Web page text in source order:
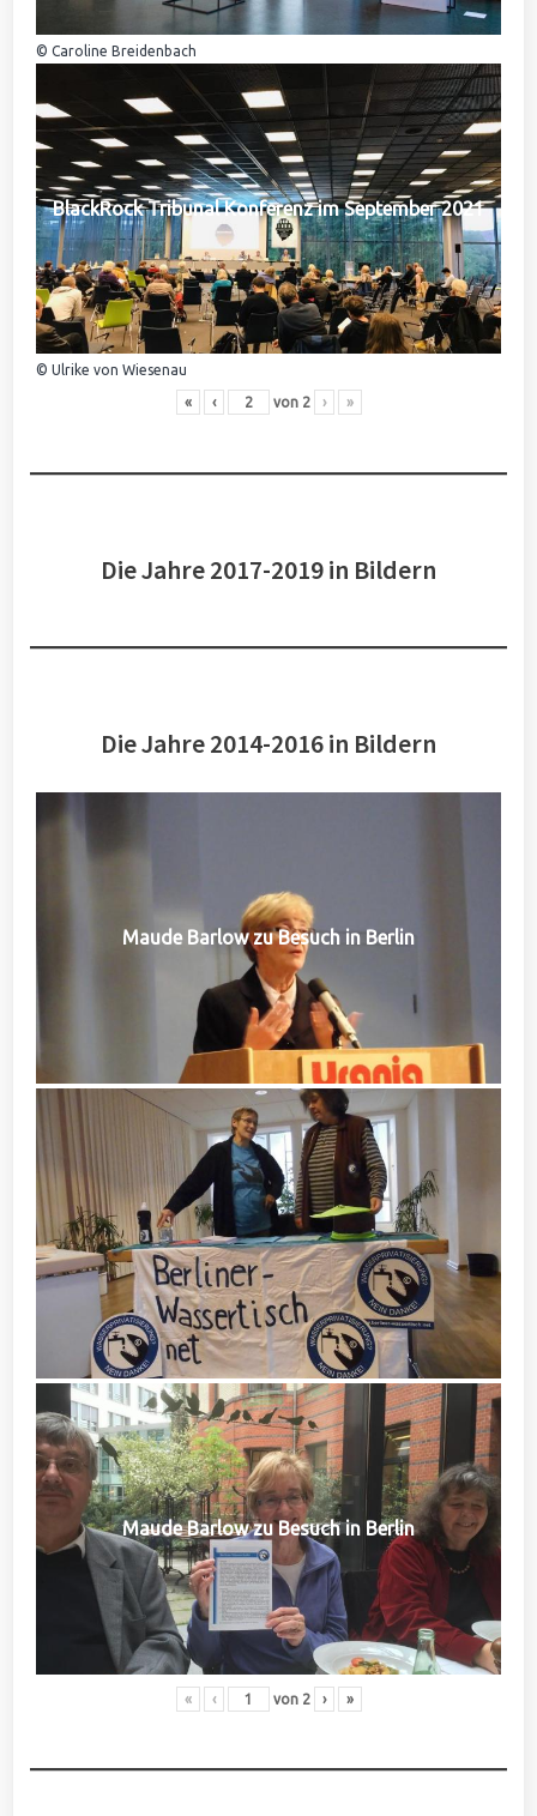
© Caroline Breidenbach
BlackRock Tribunal Konferenz im September 2021
© Ulrike von Wiesenau
« ‹ von 2 › »
Die Jahre 2017-2019 in Bildern
Die Jahre 2014-2016 in Bildern
Maude Barlow zu Besuch in Berlin
Maude Barlow zu Besuch in Berlin
« ‹ von 2 › »